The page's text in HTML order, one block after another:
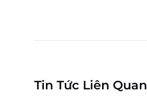
Tin Tức Liên Quan